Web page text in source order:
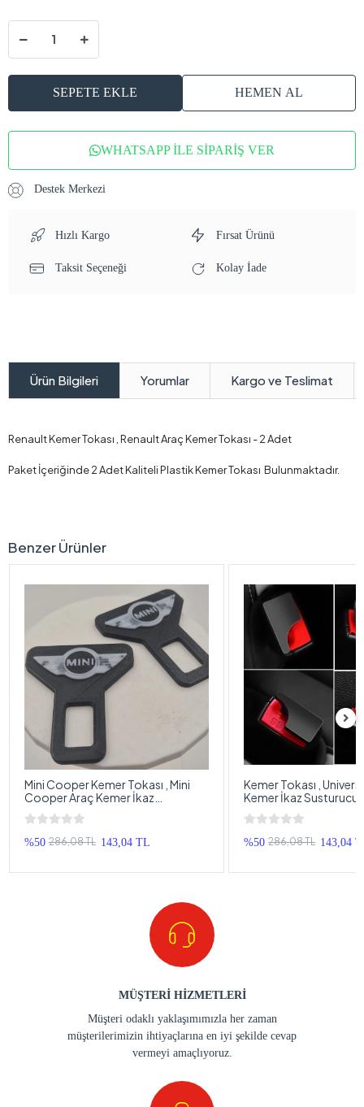
SEPETE EKLE HEMEN AL
WHATSAPP İLE SİPARİŞ VER
Destek Merkezi
Hızlı Kargo Fırsat Ürünü
Taksit Seçeneği Kolay İade
Ürün Bilgileri Yorumlar Kargo ve Teslimat
Renault Kemer Tokası , Renault Araç Kemer Tokası - 2 Adet
Paket İçeriğinde 2 Adet Kaliteli Plastik Kemer Tokası Bulunmaktadır.
Benzer Ürünler
Mini Cooper Kemer Tokası , Mini
Cooper Araç Kemer İkaz
Susturucu , Mini Cooper Kemer Bip
Bip Susturucu - 2 Adet
%50 286,08 TL 143,04 TL
Kemer Tokası ,
Kemer İkaz Susturucu
Bip Susturucu - 2 Adet
%50 286,08 TL 143,04
MÜŞTERİ HİZMETLERİ
Müşteri odaklı yaklaşımımızla her zaman
müşterilerimizin ihtiyaçlarına en iyi şekilde cevap
vermeyi amaçlıyoruz.